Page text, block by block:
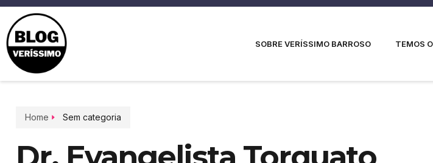
SOBRE VERÍSSIMO BARROSO TEMOS
Home Sem categoria